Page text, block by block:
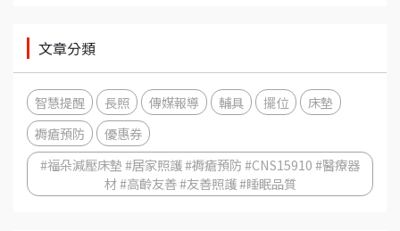
文章分類
智慧提醒 長照 傳媒報導 輔具 擺位
床墊
褥瘡預防
優惠券
#福朵減壓床墊 #居家照護 #褥瘡預防 #CNS15910 #醫療器
材 #高齡友善 #友善照護 #睡眠品質